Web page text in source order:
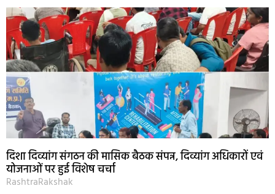
दिशा दिव्यांग संगठन की मासिक बैठक संपन्न, दिव्यांग अधिकारों एवं
योजनाओं पर हुई विशेष चर्चा
RashtraRakshak